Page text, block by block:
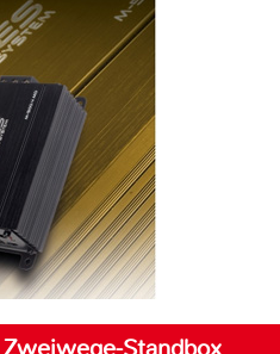
Standbox